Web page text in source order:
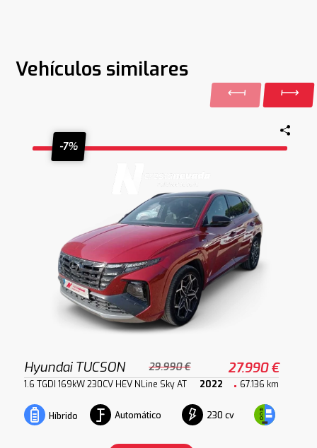
Vehículos similares
-7%
Hyundai TUCSON 29.990 € 27.990 €
1.6 TGDI 169kW 230CV HEV NLine Sky AT 2022 67.136 km
Híbrido Automático 230 cv